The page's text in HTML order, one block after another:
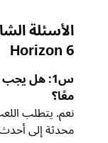
الأسئلة
Horizon 6
معًا؟
نعم. يتطلب
محدثة إلى